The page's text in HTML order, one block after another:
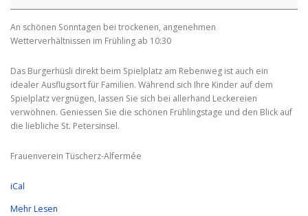
ÜBER UNS
der
Achere
An schönen Sonntagen bei trockenen, angenehmen
Wetterverhältnissen im Frühling ab 10:30
Das Burgerhüsli direkt beim Spielplatz am Rebenweg ist auch ein
idealer Ausflugsort für Familien. Während sich Ihre Kinder auf dem
Spielplatz vergnügen, lassen Sie sich bei allerhand Leckereien
verwöhnen. Geniessen Sie die schönen Frühlingstage und den Blick auf
die liebliche St. Petersinsel.
Frauenverein Tüscherz-Alfermée
iCal
Mehr Lesen